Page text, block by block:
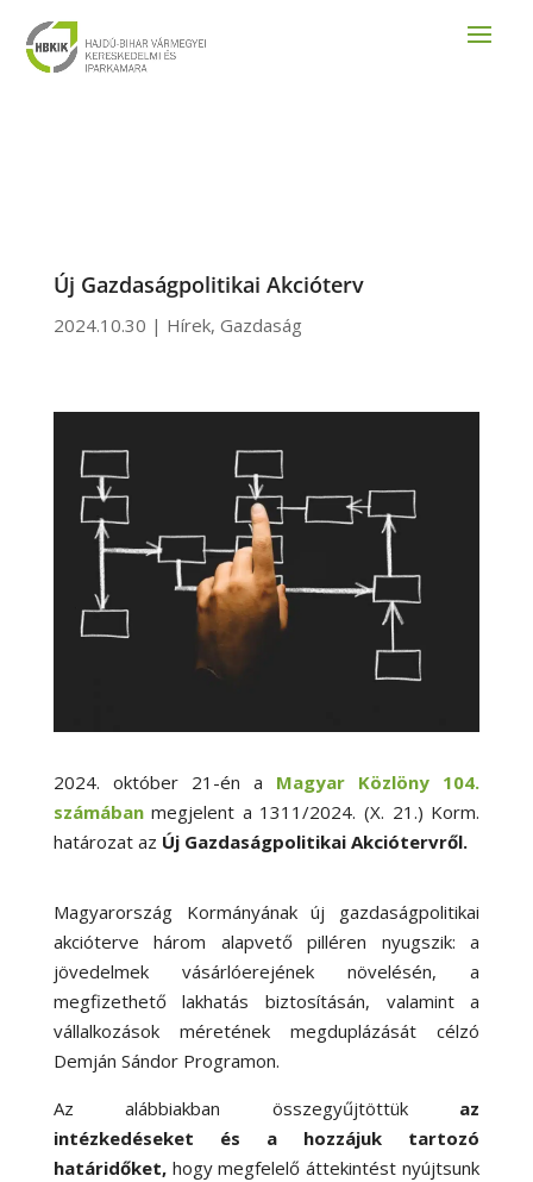
Új Gazdaságpolitikai Akcióterv
2024.10.30 | Hírek, Gazdaság
2024. október 21-én a Magyar Közlöny 104.
számábanmegjelent a 1311/2024. (X. 21.) Korm.
határozat az Új Gazdaságpolitikai Akciótervről.
Magyarország Kormányának új gazdaságpolitikai
akcióterve három alapvető pilléren nyugszik: a
jövedelmek vásárlóerejének növelésén, a
megfizethető lakhatás biztosításán, valamint a
vállalkozások méretének megduplázását célzó
Demján Sándor Programon.
Az alábbiakban összegyűjtöttük az
intézkedéseket és a hozzájuk tartozó
határidőket,hogy megfelelő áttekintést nyújtsunk